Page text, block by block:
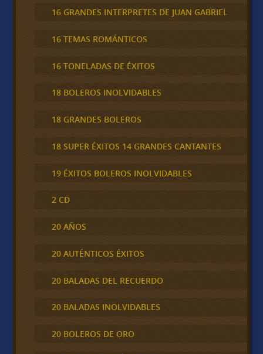
16 GRANDES INTERPRETES DE JUAN GABRIEL
16 TEMAS ROMÁNTICOS
16 TONELADAS DE ÉXITOS
18 BOLEROS INOLVIDABLES
18 GRANDES BOLEROS
18 SUPER ÉXITOS 14 GRANDES CANTANTES
19 ÉXITOS BOLEROS INOLVIDABLES
2 CD
20 AÑOS
20 AUTÉNTICOS ÉXITOS
20 BALADAS DEL RECUERDO
20 BALADAS INOLVIDABLES
20 BOLEROS DE ORO